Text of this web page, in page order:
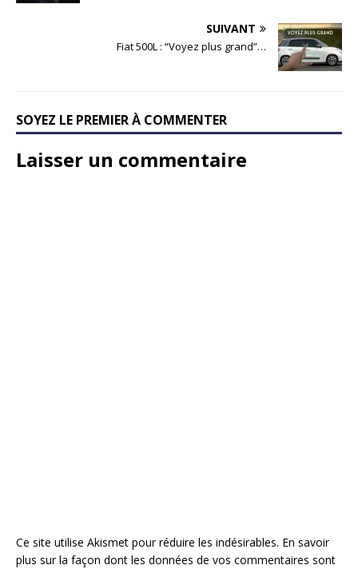
SUIVANT
Fiat 500L : “Voyez plus grand”…
SOYEZ LE PREMIER À COMMENTER
Laisser un commentaire
Ce site utilise Akismet pour réduire les indésirables. En savoir
plus sur la façon dont les données de vos commentaires sont